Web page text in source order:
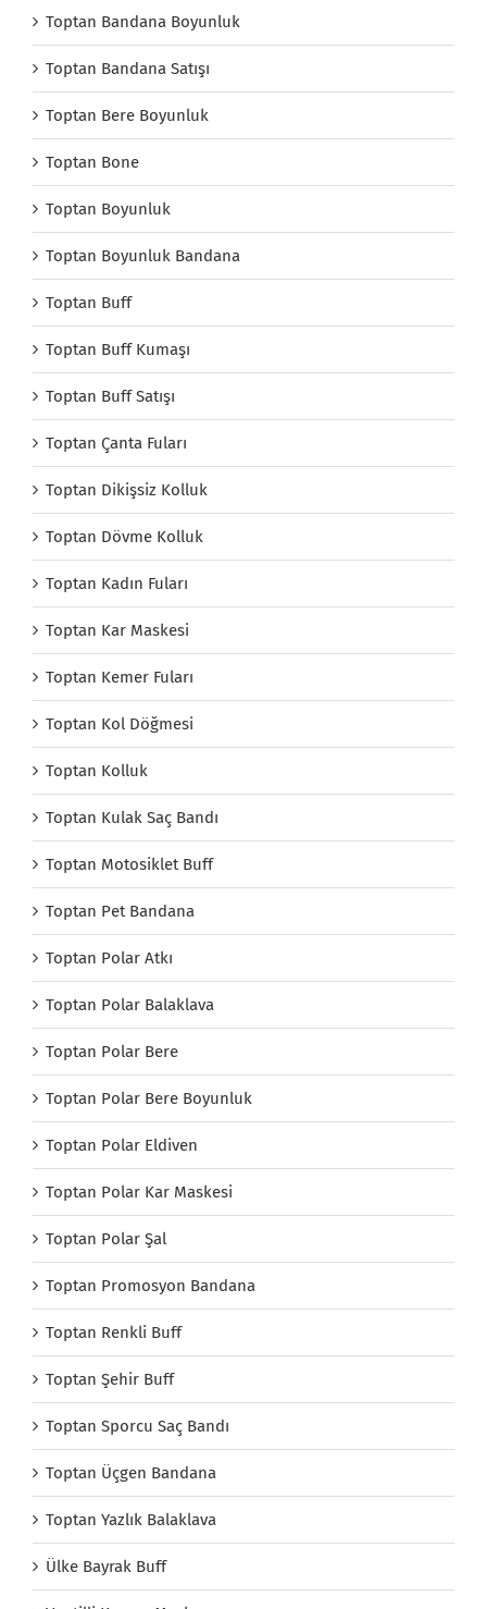
Toptan Bandana Boyunluk
Toptan Bandana Satışı
Toptan Bere Boyunluk
Toptan Bone
Toptan Boyunluk
Toptan Boyunluk Bandana
Toptan Buff
Toptan Buff Kumaşı
Toptan Buff Satışı
Toptan Çanta Fuları
Toptan Dikişsiz Kolluk
Toptan Dövme Kolluk
Toptan Kadın Fuları
Toptan Kar Maskesi
Toptan Kemer Fuları
Toptan Kol Döğmesi
Toptan Kolluk
Toptan Kulak Saç Bandı
Toptan Motosiklet Buff
Toptan Pet Bandana
Toptan Polar Atkı
Toptan Polar Balaklava
Toptan Polar Bere
Toptan Polar Bere Boyunluk
Toptan Polar Eldiven
Toptan Polar Kar Maskesi
Toptan Polar Şal
Toptan Promosyon Bandana
Toptan Renkli Buff
Toptan Şehir Buff
Toptan Sporcu Saç Bandı
Toptan Üçgen Bandana
Toptan Yazlık Balaklava
Ülke Bayrak Buff